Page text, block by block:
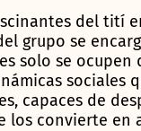
del tití
grupo se
solo se
sociales
capaces de
los convierte en